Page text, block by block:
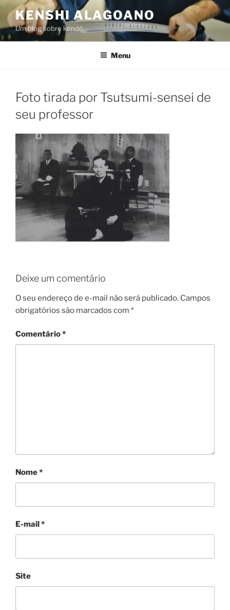
Pular
para
o
conteúdo
KENSHI ALAGOANO
Um blog sobre kendô
Menu
Foto tirada por Tsutsumi-sensei de
seu professor
Deixe um comentário
O seu endereço de e-mail não será publicado. Campos
obrigatórios são marcados com *
Comentário*
Nome*
E-mail*
Site